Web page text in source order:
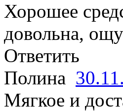
Хорошее
довольна,
Ответить
Полина
Мягкое и